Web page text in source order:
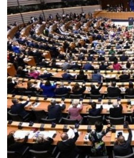
EN MANO
Especificaciones:
cualquiera
Aplicar al
Empresa en
Requiere:
LOGÍSTICA